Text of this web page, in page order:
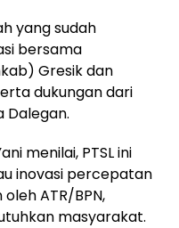
yang sudah
bersama
Gresik dan
dukungan dari
Dalegan.
menilai, PTSL ini
inovasi percepatan
ATR/BPN,
masyarakat.